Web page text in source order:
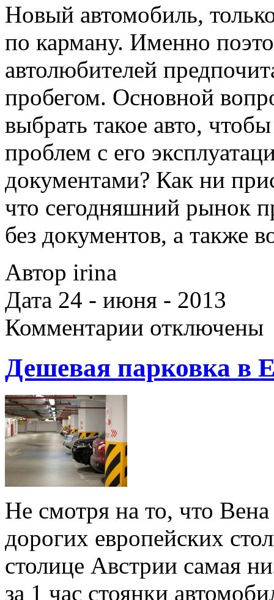
Новый автомобиль,
по карману. Именно
автолюбителей
пробегом. Основной
выбрать такое авто,
проблем с его
документами? Как ни
что сегодняшний рынок
без документов, а также
Автор irina
Дата 24 - июня - 2013
Комментарии отключены
Дешевая парковка в
Не смотря на то, что
дорогих европейских
столице Австрии самая
за 1 час стоянки